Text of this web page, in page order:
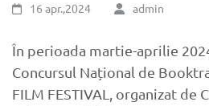
16 apr.,2024 admin
În perioada martie-aprilie
Concursul Național de
FILM FESTIVAL, organizat de